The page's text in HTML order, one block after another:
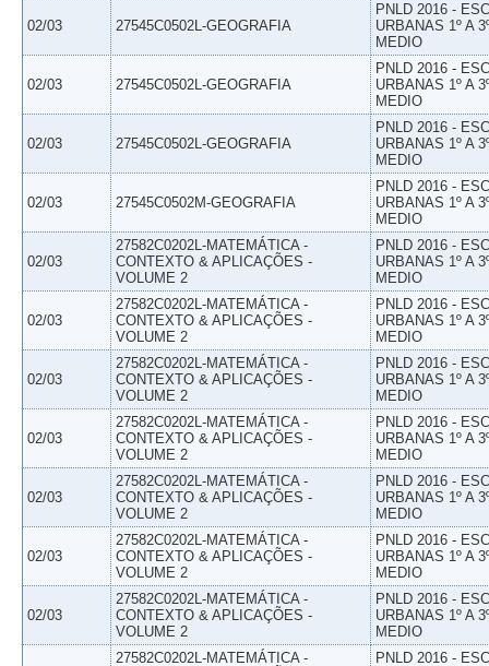
02/03 27545C0502L-GEOGRAFIA
PNLD 2016 -
URBANAS 1º A
MEDIO
02/03 27545C0502L-GEOGRAFIA
PNLD 2016 -
URBANAS 1º A
MEDIO
02/03 27545C0502L-GEOGRAFIA
PNLD 2016 -
URBANAS 1º A
MEDIO
02/03 27545C0502M-GEOGRAFIA
PNLD 2016 -
URBANAS 1º A
MEDIO
02/03
27582C0202L-MATEMÁTICA -
CONTEXTO & APLICAÇÕES -
VOLUME 2
PNLD 2016 -
URBANAS 1º A
MEDIO
02/03
27582C0202L-MATEMÁTICA -
CONTEXTO & APLICAÇÕES -
VOLUME 2
PNLD 2016 -
URBANAS 1º A
MEDIO
02/03
27582C0202L-MATEMÁTICA -
CONTEXTO & APLICAÇÕES -
VOLUME 2
PNLD 2016 -
URBANAS 1º A
MEDIO
02/03
27582C0202L-MATEMÁTICA -
CONTEXTO & APLICAÇÕES -
VOLUME 2
PNLD 2016 -
URBANAS 1º A
MEDIO
02/03
27582C0202L-MATEMÁTICA -
CONTEXTO & APLICAÇÕES -
VOLUME 2
PNLD 2016 -
URBANAS 1º A
MEDIO
02/03
27582C0202L-MATEMÁTICA -
CONTEXTO & APLICAÇÕES -
VOLUME 2
PNLD 2016 -
URBANAS 1º A
MEDIO
02/03
27582C0202L-MATEMÁTICA -
CONTEXTO & APLICAÇÕES -
VOLUME 2
PNLD 2016 -
URBANAS 1º A
MEDIO
27582C0202L-MATEMÁTICA -
PNLD 2016 -